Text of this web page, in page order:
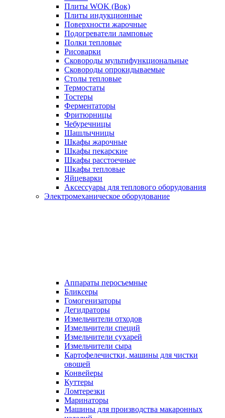
Плиты WOK (Вок)
Плиты индукционные
Поверхности жарочные
Подогреватели ламповые
Полки тепловые
Рисоварки
Сковороды мультифункциональные
Сковороды опрокидываемые
Столы тепловые
Термостаты
Тостеры
Ферментаторы
Фритюрницы
Чебуречницы
Шашлычницы
Шкафы жарочные
Шкафы пекарские
Шкафы расстоечные
Шкафы тепловые
Яйцеварки
Аксессуары для теплового оборудования
Электромеханическое оборудование
Аппараты перосъемные
Бликсеры
Гомогенизаторы
Дегидраторы
Измельчители отходов
Измельчители специй
Измельчители сухарей
Измельчители сыра
Картофелечистки, машины для чистки
овощей
Конвейеры
Куттеры
Ломтерезки
Маринаторы
Машины для производства макаронных